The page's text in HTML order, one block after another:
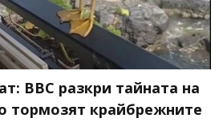
BBC разкри тайната на
тормозят крайбрежните